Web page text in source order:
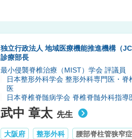
独立行政法人 地域医療機能推進機構（
診療部長
最小侵襲脊椎治療（MIST）学会 評議員
日本整形外科学会 整形外科専門医・
医
日本脊椎脊髄病学会 脊椎脊髄外科指
武中 章太 先生
大阪府 整形外科 腰部脊柱管狭窄症